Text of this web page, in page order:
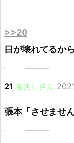
>>20
目が壊れてるか
21 名無しさん
張本「させません